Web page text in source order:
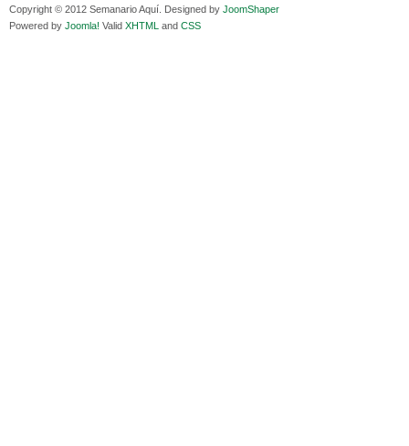
Copyright © 2012 Semanario Aquí. Designed by JoomShaper
Powered by Joomla! Valid XHTML and CSS